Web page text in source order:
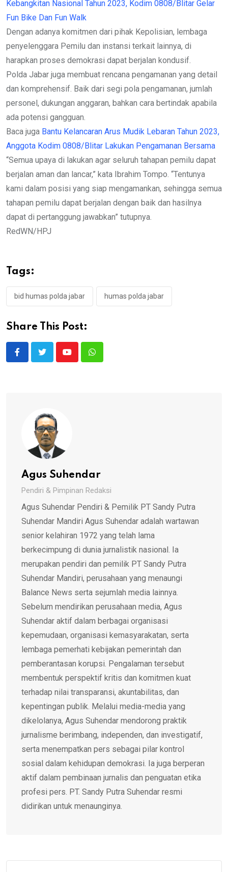
Kebangkitan Nasional Tahun 2023, Kodim 0808/Blitar Gelar
Fun Bike Dan Fun Walk
Dengan adanya komitmen dari pihak Kepolisian, lembaga
penyelenggara Pemilu dan instansi terkait lainnya, di
harapkan proses demokrasi dapat berjalan kondusif.
Polda Jabar juga membuat rencana pengamanan yang detail
dan komprehensif. Baik dari segi pola pengamanan, jumlah
personel, dukungan anggaran, bahkan cara bertindak apabila
ada potensi gangguan.
Baca juga Bantu Kelancaran Arus Mudik Lebaran Tahun 2023,
Anggota Kodim 0808/Blitar Lakukan Pengamanan Bersama
“Semua upaya di lakukan agar seluruh tahapan pemilu dapat
berjalan aman dan lancar,” kata Ibrahim Tompo. “Tentunya
kami dalam posisi yang siap mengamankan, sehingga semua
tahapan pemilu dapat berjalan dengan baik dan hasilnya
dapat di pertanggung jawabkan” tutupnya.
RedWN/HPJ
Tags:
bid humas polda jabar humas polda jabar
Share This Post:
YoutubeWhatsapp
Agus Suhendar
Pendiri & Pimpinan Redaksi
Agus Suhendar Pendiri & Pemilik PT Sandy Putra
Suhendar Mandiri Agus Suhendar adalah wartawan
senior kelahiran 1972 yang telah lama
berkecimpung di dunia jurnalistik nasional. Ia
merupakan pendiri dan pemilik PT Sandy Putra
Suhendar Mandiri, perusahaan yang menaungi
Balance News serta sejumlah media lainnya.
Sebelum mendirikan perusahaan media, Agus
Suhendar aktif dalam berbagai organisasi
kepemudaan, organisasi kemasyarakatan, serta
lembaga pemerhati kebijakan pemerintah dan
pemberantasan korupsi. Pengalaman tersebut
membentuk perspektif kritis dan komitmen kuat
terhadap nilai transparansi, akuntabilitas, dan
kepentingan publik. Melalui media-media yang
dikelolanya, Agus Suhendar mendorong praktik
jurnalisme berimbang, independen, dan investigatif,
serta menempatkan pers sebagai pilar kontrol
sosial dalam kehidupan demokrasi. Ia juga berperan
aktif dalam pembinaan jurnalis dan penguatan etika
profesi pers. PT. Sandy Putra Suhendar resmi
didirikan untuk menaunginya.